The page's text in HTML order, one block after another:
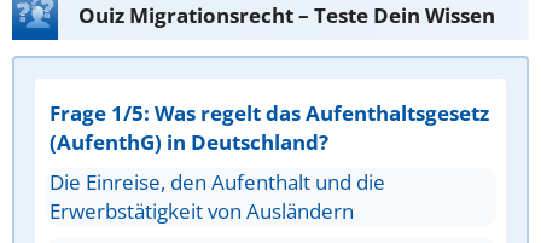
Ouiz Migrationsrecht – Teste Dein Wissen
Frage 1/5: Was regelt das Aufenthaltsgesetz
(AufenthG) in Deutschland?
Die Einreise, den Aufenthalt und die
Erwerbstätigkeit von Ausländern